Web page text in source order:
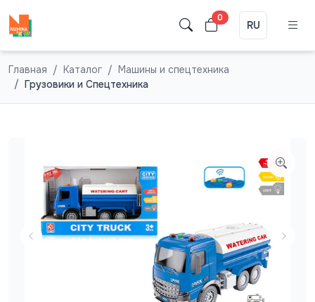
0
RU
Главная Каталог
Машины и спецтехника
Грузовики и Спецтехника